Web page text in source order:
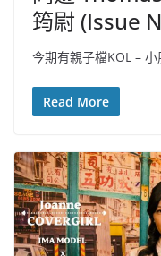
筠尉 (Issue
今期有親子檔KOL – 小
Read More